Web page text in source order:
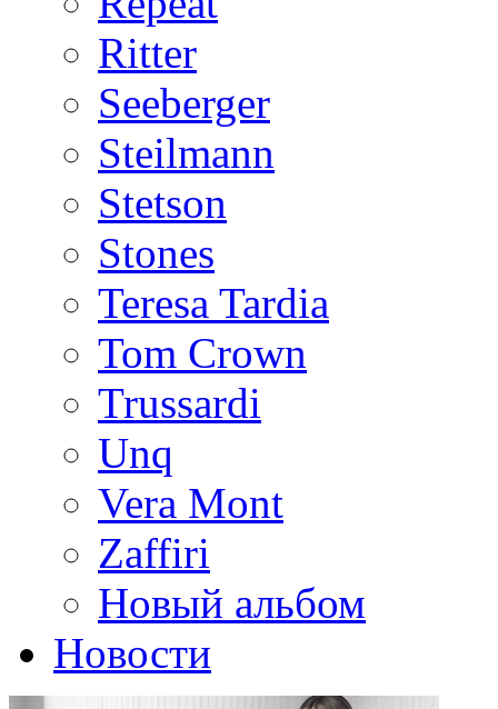
Ritter
Seeberger
Steilmann
Stetson
Stones
Teresa Tardia
Tom Crown
Trussardi
Unq
Vera Mont
Zaffiri
Новый альбом
Новости